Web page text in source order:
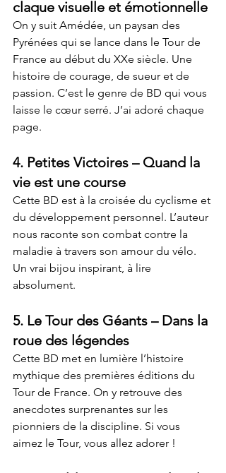
claque visuelle et émotionnelle
On y suit Amédée, un paysan des
Pyrénées qui se lance dans le Tour de
France au début du XXe siècle. Une
histoire de courage, de sueur et de
passion. C’est le genre de BD qui vous
laisse le cœur serré. J’ai adoré chaque
page.
4. Petites Victoires – Quand la
vie est une course
Cette BD est à la croisée du cyclisme et
du développement personnel. L’auteur
nous raconte son combat contre la
maladie à travers son amour du vélo.
Un vrai bijou inspirant, à lire
absolument.
5. Le Tour des Géants – Dans la
roue des légendes
Cette BD met en lumière l’histoire
mythique des premières éditions du
Tour de France. On y retrouve des
anecdotes surprenantes sur les
pionniers de la discipline. Si vous
aimez le Tour, vous allez adorer !